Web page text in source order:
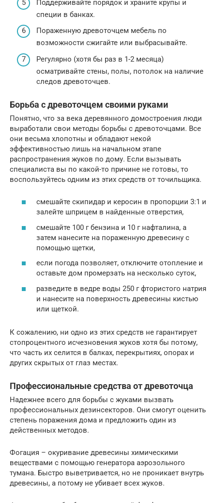
Поддерживайте порядок и храните крупы и
специи в банках.
Пораженную древоточцем мебель по
возможности сжигайте или выбрасывайте.
Регулярно (хотя бы раз в 1-2 месяца)
осматривайте стены, полы, потолок на наличие
следов древоточцев.
Борьба с древоточцем своими руками
Понятно, что за века деревянного домостроения люди
выработали свои методы борьбы с древоточцами. Все
они весьма хлопотны и обладают некой
эффективностью лишь на начальном этапе
распространения жуков по дому. Если вызывать
специалиста вы по какой-то причине не готовы, то
воспользуйтесь одним из этих средств от точильщика.
смешайте скипидар и керосин в пропорции 3:1 и
залейте шприцем в найденные отверстия,
смешайте 100 г бензина и 10 г нафталина, а
затем нанесите на пораженную древесину с
помощью щетки,
если погода позволяет, отключите отопление и
оставьте дом промерзать на несколько суток,
разведите в ведре воды 250 г фтористого натрия
и нанесите на поверхность древесины кистью
или щеткой.
К сожалению, ни одно из этих средств не гарантирует
стопроцентного исчезновения жуков хотя бы потому,
что часть их селится в балках, перекрытиях, опорах и
других скрытых от глаз местах.
Профессиональные средства от древоточца
Надежнее всего для борьбы с жуками вызвать
профессиональных дезинсекторов. Они смогут оценить
степень поражения дома и предложить один из
действенных методов.
Фогация – окуривание древесины химическими
веществами с помощью генератора аэрозольного
тумана. Быстро выветривается, но не проникает внутрь
древесины, а потому не убивает всех жуков.